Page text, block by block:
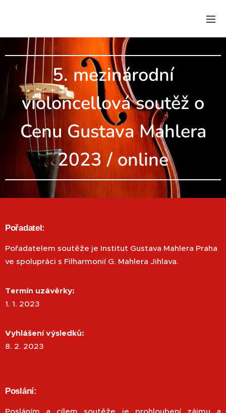
5. mezinárodní
violoncellová soutěž o
Cenu Gustava Mahlera
2023 / online
Pořadatel:
Pořadatelem soutěže je Institut Gustava Mahlera Praha
ve spolupráci s Filharmonií G. Mahlera Jihlava.
Termín uzávěrky:
1. 1. 2023
Vyhlášení výsledků:
8. 2. 2023
Poslání: